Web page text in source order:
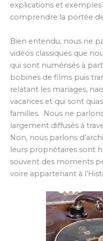
explications et
comprendre la portée
Bien entendu, nous ne
vidéos classiques que
qui sont numérisés à
bobines de films puis
relatant les mariages,
vacances et qui sont
familles. Nous ne
largement diffusés à
Non, nous parlons
leurs propriétaires sont
souvent des moments
voire appartenant à